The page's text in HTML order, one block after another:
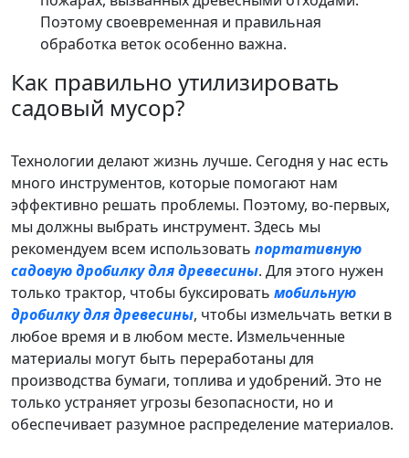
Поэтому своевременная и правильная
обработка веток особенно важна.
Как правильно утилизировать
садовый мусор?
Технологии делают жизнь лучше. Сегодня у нас есть
много инструментов, которые помогают нам
эффективно решать проблемы. Поэтому, во-первых,
мы должны выбрать инструмент. Здесь мы
рекомендуем всем использовать портативную
садовую дробилку для древесины. Для этого нужен
только трактор, чтобы буксировать мобильную
дробилку для древесины, чтобы измельчать ветки в
любое время и в любом месте. Измельченные
материалы могут быть переработаны для
производства бумаги, топлива и удобрений. Это не
только устраняет угрозы безопасности, но и
обеспечивает разумное распределение материалов.